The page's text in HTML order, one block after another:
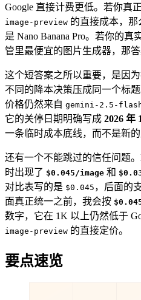
Google 直接计费更低。若你真
image-preview 的直接成本，
是 Nano Banana Pro。若你的
管里最便宜的图片生成器，那答
这个短答案之所以重要，是因
不同的降本决策压成同一个标
价格仍然来自 gemini-2.5-
它的关停日期明确写成 2026 年
一条临时成本底线，而不是新的
还有一个不能跳过的信任问题。
时出现了 $0.045/image 和
对比表写的是 $0.045 ，后面的
面真正统一之前，我会按
数字，它在 1K 以上仍然低于
image-preview 的直接定价。
要点速览